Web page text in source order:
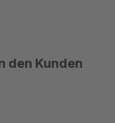
den Kunden